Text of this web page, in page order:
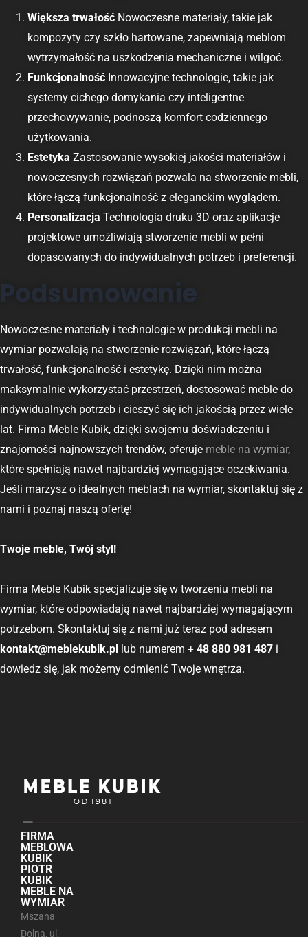
Większa trwałość Nowoczesne materiały, takie jak
kompozyty czy szkło hartowane, zapewniają meblom
wytrzymałość na uszkodzenia mechaniczne i wilgoć.
Funkcjonalność Innowacyjne technologie, takie jak
systemy cichego domykania czy inteligentne
przechowywanie, podnoszą komfort codziennego
użytkowania.
Estetyka Zastosowanie wysokiej jakości materiałów i
nowoczesnych rozwiązań pozwala na stworzenie mebli,
które łączą funkcjonalność z eleganckim wyglądem.
Personalizacja Technologia druku 3D oraz aplikacje
projektowe umożliwiają stworzenie mebli w pełni
dopasowanych do indywidualnych potrzeb i preferencji.
Podsumowanie
Nowoczesne materiały i technologie w produkcji mebli na
wymiar pozwalają na stworzenie rozwiązań, które łączą
trwałość, funkcjonalność i estetykę. Dzięki nim można
maksymalnie wykorzystać przestrzeń, dostosować meble do
indywidualnych potrzeb i cieszyć się ich jakością przez wiele
lat. Firma Meble Kubik, dzięki swojemu doświadczeniu i
znajomości najnowszych trendów, oferuje meble na wymiar,
które spełniają nawet najbardziej wymagające oczekiwania.
Jeśli marzysz o idealnych meblach na wymiar, skontaktuj się z
nami i poznaj naszą ofertę!
Twoje meble, Twój styl!
Firma Meble Kubik specjalizuje się w tworzeniu mebli na
wymiar, które odpowiadają nawet najbardziej wymagającym
potrzebom. Skontaktuj się z nami już teraz pod adresem
kontakt@meblekubik.pl lub numerem + 48 880 981 487 i
dowiedz się, jak możemy odmienić Twoje wnętrza.
FIRMA
MEBLOWA
KUBIK
PIOTR
KUBIK
MEBLE NA
WYMIAR
Mszana
Dolna, ul.